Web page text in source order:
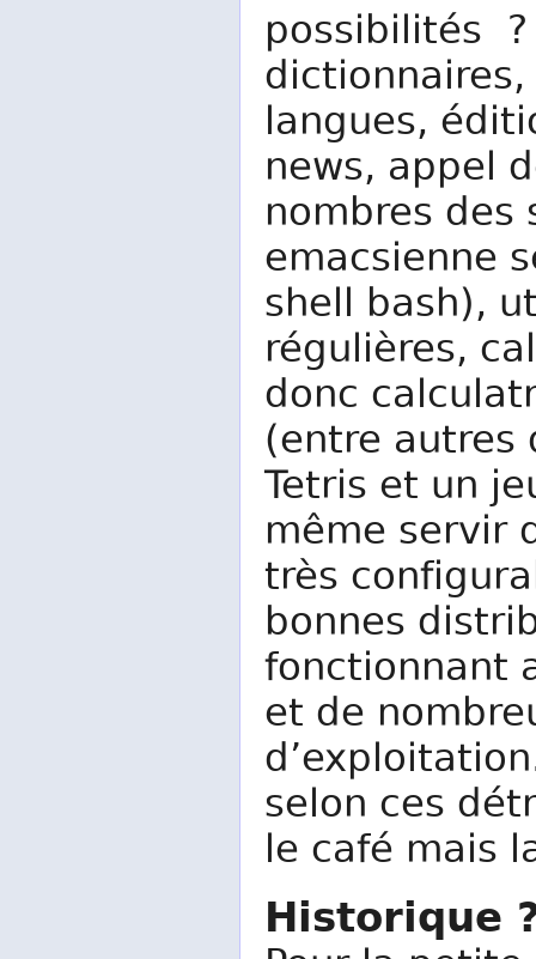
possibilités ?
langues,
news, appel
nombres des
emacsienne
shell bash),
régulières,
donc
(entre
Tetris et un
même servir
très
bonnes
fonctionnant
et de
selon ces
le café mais
Historique